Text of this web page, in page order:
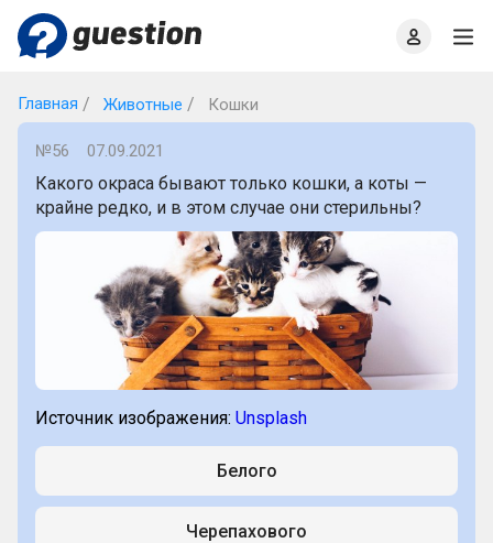
Главная Животные Кошки
№56 07.09.2021
Какого окраса бывают только кошки, а коты —
крайне редко, и в этом случае они стерильны?
Источник изображения: Unsplash
Белого
Черепахового